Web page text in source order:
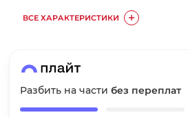
ВСЕ ХАРАКТЕРИСТИКИ
Разбить на частибез переплат
2 недели